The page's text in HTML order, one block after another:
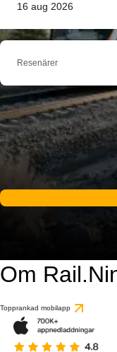
16 aug 2026
Resenärer
Om
Topprankad mobilapp